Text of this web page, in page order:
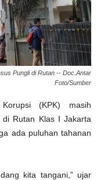
Pungli di Rutan -- Doc.Antar
Foto/Sumber
(KPK) masih
di Rutan Klas I Jakarta
ada puluhan tahanan
kita tangani,” ujar